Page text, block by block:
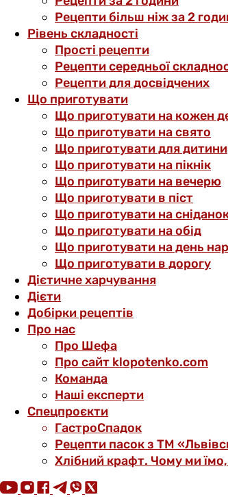
Рецепти більш ніж за 2
Рівень складності
Прості рецепти
Рецепти середньої
Рецепти для досвідчених
Що приготувати
Що приготувати на кожен
Що приготувати на свято
Що приготувати для дитини
Що приготувати на пікнік
Що приготувати на вечерю
Що приготувати в піст
Що приготувати на
Що приготувати на обід
Що приготувати на день
Що приготувати в дорогу
Дієтичне харчування
Дієти
Добірки рецептів
Про нас
Про Шефа
Про сайт klopotenko.com
Команда
Наші експерти
Спецпроєкти
ГастроСпадок
Рецепти пасок з ТМ
Хлібний крафт. Чому ми